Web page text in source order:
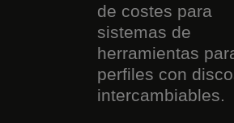
de costes para
sistemas de
herramientas
perfiles con
intercambiables.